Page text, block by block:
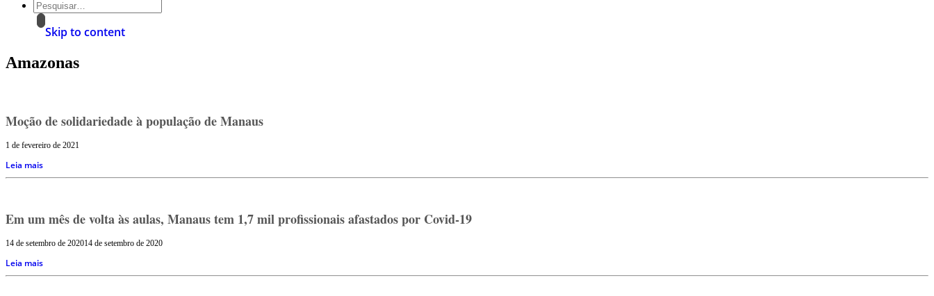
Skip to content
Amazonas
Moção de solidariedade à população de Manaus
1 de fevereiro de 2021
Leia mais
Em um mês de volta às aulas, Manaus tem 1,7 mil profissionais afastados por Covid-19
14 de setembro de 202014 de setembro de 2020
Leia mais